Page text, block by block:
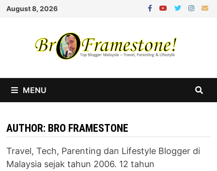
Skip
August 8, 2026
MENU
AUTHOR: BRO FRAMESTONE
Travel, Tech, Parenting dan Lifestyle Blogger di
Malaysia sejak tahun 2006. 12 tahun